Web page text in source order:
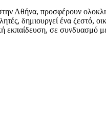
Αθήνα, προσφέρουν
δημιουργεί ένα ζεστό,
σε συνδυασμό